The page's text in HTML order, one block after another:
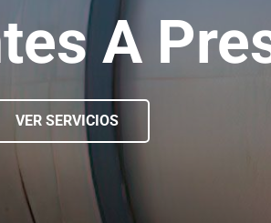
A
VER SERVICIOS